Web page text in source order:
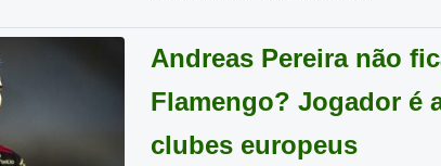
Andreas Pereira não
Flamengo? Jogador é
clubes europeus